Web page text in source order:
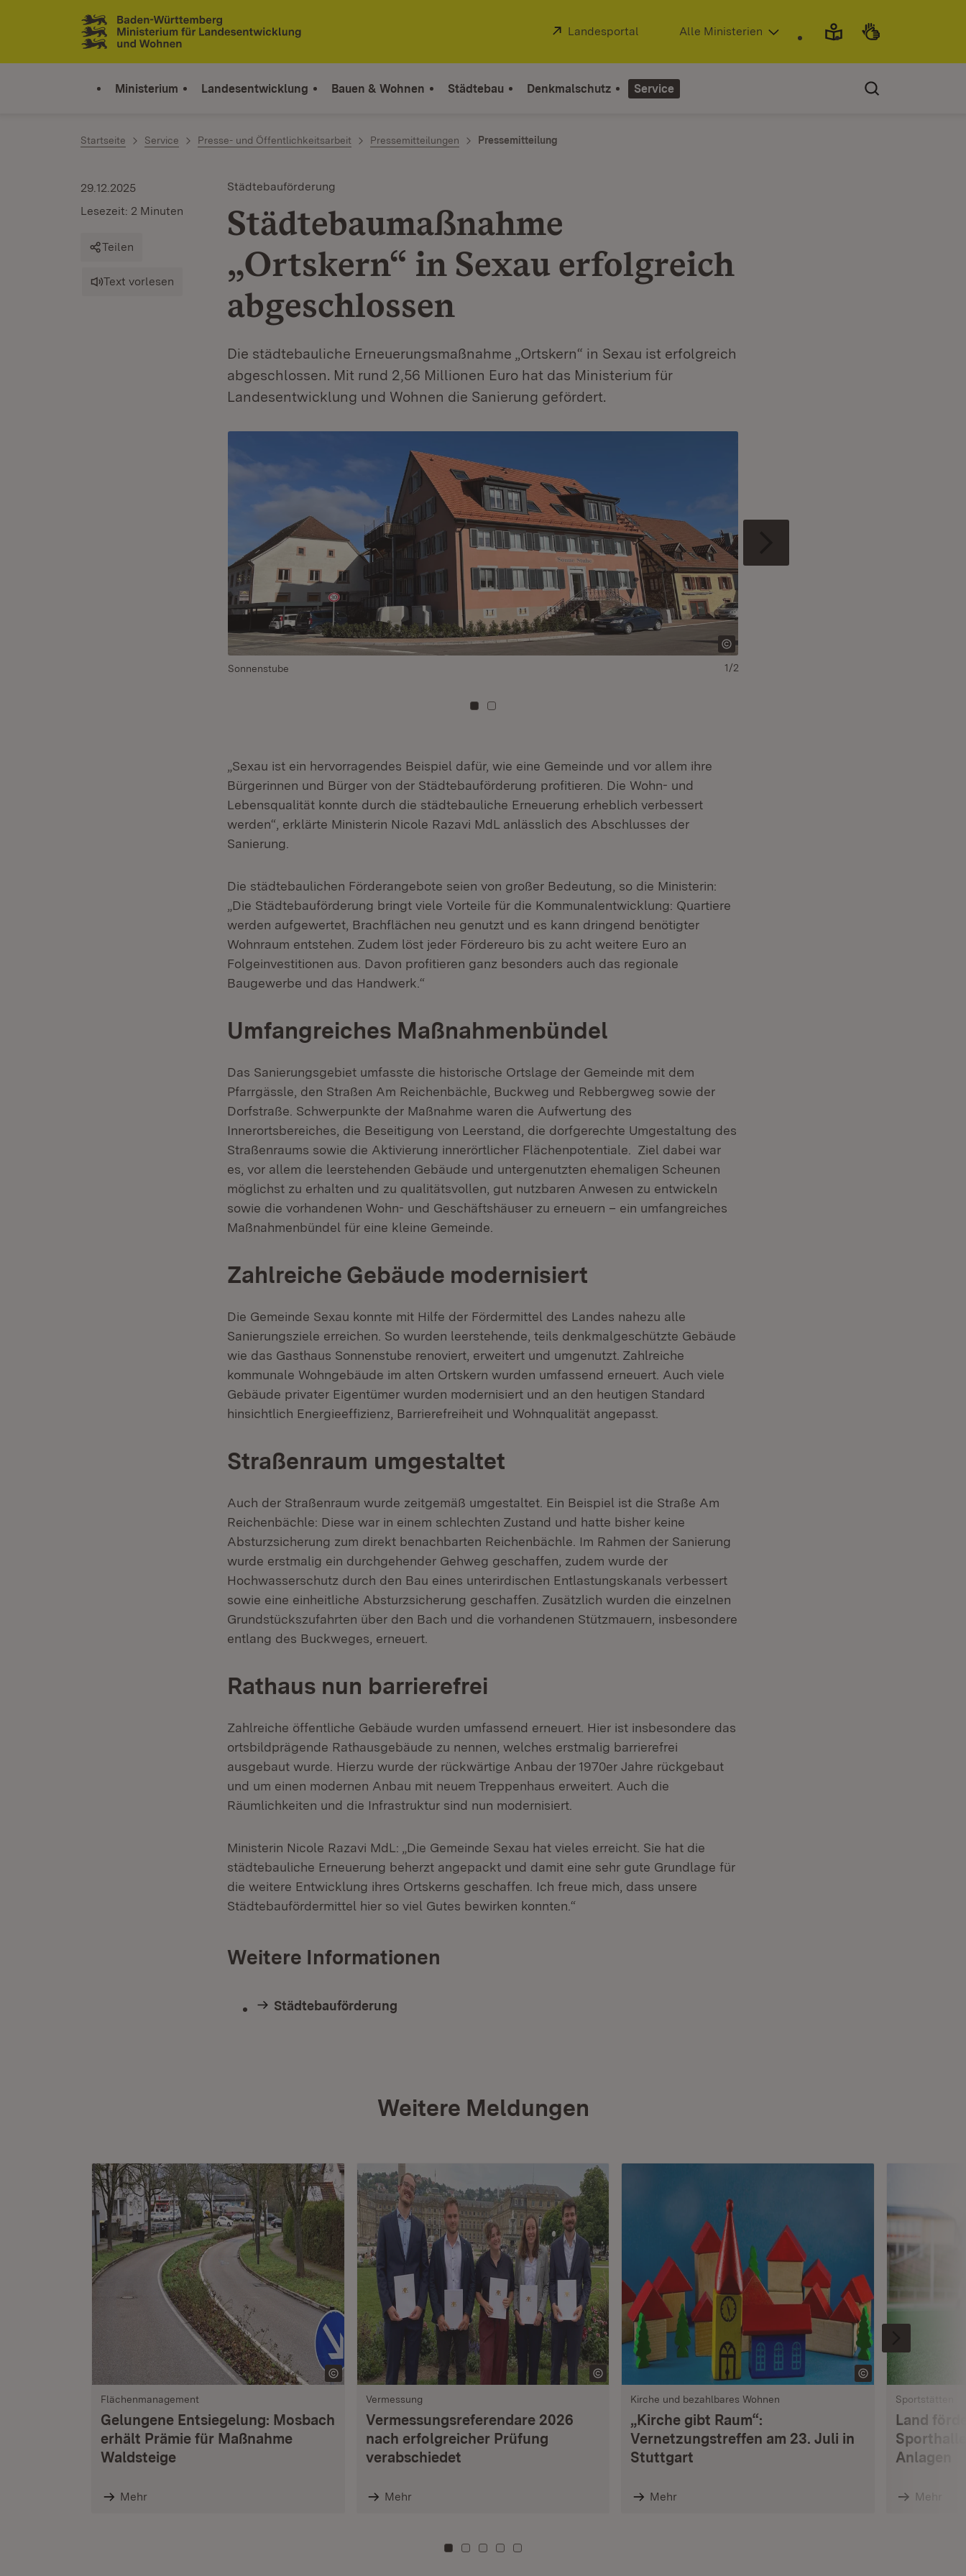
Zum Inhalt springen
Link zur Startseite
Extern:
Landesportal (Öffnet in neuem Fenster)
Alle Ministerien
Ministerium Landesentwicklung Bauen & Wohnen Städtebau Denkmalschutz Service
Startseite Service Presse- und Öffentlichkeitsarbeit Pressemitteilungen Pressemitteilung
Städtebauförderung
Städtebaumaßnahme
„Ortskern“ in Sexau erfolgreich
abgeschlossen
Die städtebauliche Erneuerungsmaßnahme „Ortskern“ in Sexau ist erfolgreich
abgeschlossen. Mit rund 2,56 Millionen Euro hat das Ministerium für
Landesentwicklung und Wohnen die Sanierung gefördert.
29.12.2025
Lesezeit: 2 Minuten
Teilen
Text vorlesen
Sonnenstube
Zu Kachel: 0
Zu Kachel: 1
1/2
„Sexau ist ein hervorragendes Beispiel dafür, wie eine Gemeinde und vor allem ihre
Bürgerinnen und Bürger von der Städtebauförderung profitieren. Die Wohn- und
Lebensqualität konnte durch die städtebauliche Erneuerung erheblich verbessert
werden“, erklärte Ministerin Nicole Razavi MdL anlässlich des Abschlusses der
Sanierung.
Die städtebaulichen Förderangebote seien von großer Bedeutung, so die Ministerin:
„Die Städtebauförderung bringt viele Vorteile für die Kommunalentwicklung: Quartiere
werden aufgewertet, Brachflächen neu genutzt und es kann dringend benötigter
Wohnraum entstehen. Zudem löst jeder Fördereuro bis zu acht weitere Euro an
Folgeinvestitionen aus. Davon profitieren ganz besonders auch das regionale
Baugewerbe und das Handwerk.“
Umfangreiches Maßnahmenbündel
Das Sanierungsgebiet umfasste die historische Ortslage der Gemeinde mit dem
Pfarrgässle, den Straßen Am Reichenbächle, Buckweg und Rebbergweg sowie der
Dorfstraße. Schwerpunkte der Maßnahme waren die Aufwertung des
Innerortsbereiches, die Beseitigung von Leerstand, die dorfgerechte Umgestaltung des
Straßenraums sowie die Aktivierung innerörtlicher Flächenpotentiale. Ziel dabei war
es, vor allem die leerstehenden Gebäude und untergenutzten ehemaligen Scheunen
möglichst zu erhalten und zu qualitätsvollen, gut nutzbaren Anwesen zu entwickeln
sowie die vorhandenen Wohn- und Geschäftshäuser zu erneuern – ein umfangreiches
Maßnahmenbündel für eine kleine Gemeinde.
Zahlreiche Gebäude modernisiert
Die Gemeinde Sexau konnte mit Hilfe der Fördermittel des Landes nahezu alle
Sanierungsziele erreichen. So wurden leerstehende, teils denkmalgeschützte Gebäude
wie das Gasthaus Sonnenstube renoviert, erweitert und umgenutzt. Zahlreiche
kommunale Wohngebäude im alten Ortskern wurden umfassend erneuert. Auch viele
Gebäude privater Eigentümer wurden modernisiert und an den heutigen Standard
hinsichtlich Energieeffizienz, Barrierefreiheit und Wohnqualität angepasst.
Straßenraum umgestaltet
Auch der Straßenraum wurde zeitgemäß umgestaltet. Ein Beispiel ist die Straße Am
Reichenbächle: Diese war in einem schlechten Zustand und hatte bisher keine
Absturzsicherung zum direkt benachbarten Reichenbächle. Im Rahmen der Sanierung
wurde erstmalig ein durchgehender Gehweg geschaffen, zudem wurde der
Hochwasserschutz durch den Bau eines unterirdischen Entlastungskanals verbessert
sowie eine einheitliche Absturzsicherung geschaffen. Zusätzlich wurden die einzelnen
Grundstückszufahrten über den Bach und die vorhandenen Stützmauern, insbesondere
entlang des Buckweges, erneuert.
Rathaus nun barrierefrei
Zahlreiche öffentliche Gebäude wurden umfassend erneuert. Hier ist insbesondere das
ortsbildprägende Rathausgebäude zu nennen, welches erstmalig barrierefrei
ausgebaut wurde. Hierzu wurde der rückwärtige Anbau der 1970er Jahre rückgebaut
und um einen modernen Anbau mit neuem Treppenhaus erweitert. Auch die
Räumlichkeiten und die Infrastruktur sind nun modernisiert.
Ministerin Nicole Razavi MdL: „Die Gemeinde Sexau hat vieles erreicht. Sie hat die
städtebauliche Erneuerung beherzt angepackt und damit eine sehr gute Grundlage für
die weitere Entwicklung ihres Ortskerns geschaffen. Ich freue mich, dass unsere
Städtebaufördermittel hier so viel Gutes bewirken konnten.“
Weitere Informationen
Städtebauförderung
Weitere Meldungen
Flächenmanagement
Gelungene Entsiegelung: Mosbach
erhält Prämie für Maßnahme
Waldsteige
Mehr
Vermessung
Vermessungsreferendare 2026
nach erfolgreicher Prüfung
verabschiedet
Mehr
Kirche und bezahlbares Wohnen
„Kirche gibt Raum“:
Vernetzungstreffen am 23. Juli in
Stuttgart
Mehr
Sportstätten
Land
Anlagen
Mehr
Zu Kachel: 0
Zu Kachel: 3
Zu Kachel: 6
Zu Kachel: 9
Zu Kachel: 12